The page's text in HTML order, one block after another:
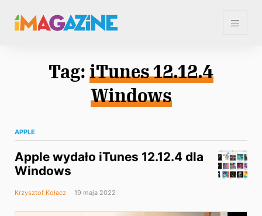
Tag: iTunes 12.12.4
Windows
APPLE
Apple wydało iTunes 12.12.4 dla
Windows
Krzysztof Kołacz 19 maja 2022